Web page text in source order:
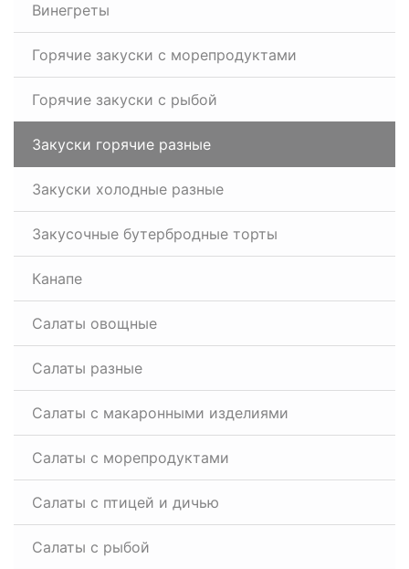
Винегреты
Горячие закуски с морепродуктами
Горячие закуски с рыбой
Закуски горячие разные
Закуски холодные разные
Закусочные бутербродные торты
Канапе
Салаты овощные
Салаты разные
Салаты с макаронными изделиями
Салаты с морепродуктами
Салаты с птицей и дичью
Салаты с рыбой